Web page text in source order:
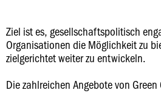
Ziel ist es, gesellschaftspolitisch
Organisationen die Möglichkeit zu
zielgerichtet weiter zu entwickeln.
Die zahlreichen Angebote von